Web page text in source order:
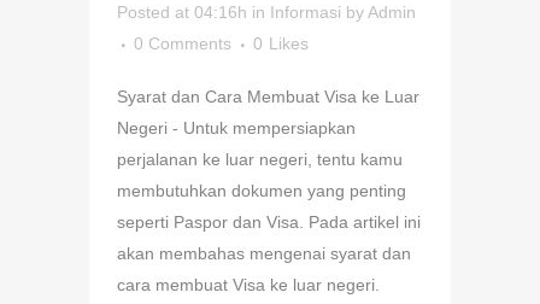
Posted at 04:16h in Informasi byAdmin
0 Comments
0 Likes
Syarat dan Cara Membuat Visa ke Luar
Negeri - Untuk mempersiapkan
perjalanan ke luar negeri, tentu kamu
membutuhkan dokumen yang penting
seperti Paspor dan Visa. Pada artikel ini
akan membahas mengenai syarat dan
cara membuat Visa ke luar negeri.